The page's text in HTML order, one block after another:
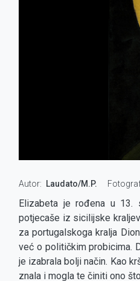
Autor Laudato/M.P.
Elizabeta je rođena u 13.
potjecaše iz sicilijske
za portugalskoga kralja
već o političkim probicima.
je izabrala bolji način. Kao
znala i mogla te činiti ono